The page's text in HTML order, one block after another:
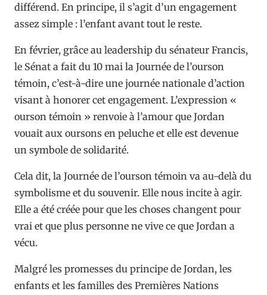
différend. En principe, il s’agit d’un engagement
assez simple : l’enfant avant tout le reste.
En février, grâce au leadership du sénateur Francis,
le Sénat a fait du 10 mai la Journée de l’ourson
témoin, c’est-à-dire une journée nationale d’action
visant à honorer cet engagement. L’expression «
ourson témoin » renvoie à l’amour que Jordan
vouait aux oursons en peluche et elle est devenue
un symbole de solidarité.
Cela dit, la Journée de l’ourson témoin va au-delà du
symbolisme et du souvenir. Elle nous incite à agir.
Elle a été créée pour que les choses changent pour
vrai et que plus personne ne vive ce que Jordan a
vécu.
Malgré les promesses du principe de Jordan, les
enfants et les familles des Premières Nations